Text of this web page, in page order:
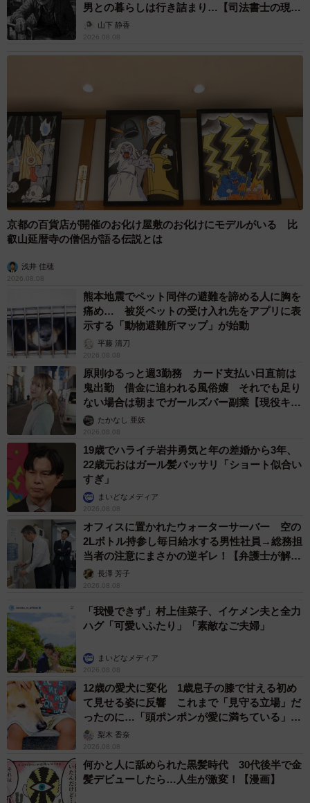
の命を守るため。どうか“黙って受け入れる”のではなく、医
療現場の事情に少しだけ目を向けていただけたらと思いま
※「厚生労働省の人口動態統計」
4/12.html
※「新型コロナウイルス感染症対策アドバイザリーボー
ド」
https://www.mhlw.go.jp/content/10900000/001010896.pdf
※WHOのレポート
epidemiological-update---24-december-2024
※CDC
https://www.cdc.gov/mmwr/volumes/71/wr/mm7106e1.htm
YouTube「 Orca Ch. by 山吹オルカ」
男との暮らしは行き詰まり…【司法書士の現場
から】山下 静香
2026.08.08
京都の百貨店が開催のお化け屋敷のお化けにモデルがいる 比
叡山延暦寺の僧侶が語る伝説とは
浅井 佳穂
2026.08.08
熊本地震でペット同伴の避難を諦める人に胸を
痛め… 被災ペットの受け入れ先をアプリに表
示する「動物避難所マップ」が始動
平藤 清刀
2026.08.08
原則ゆるっと週3勤務 カード支払い日直前は
鬼出勤 借金に追われる風俗嬢 それでも足り
ない場合は朝までガールズバー副業【現役キャ
ストに取材】
たかなし 亜妖
2026.08.08
19歳でハライチ岩井勇気と年の差婚から3年、
22歳元おはガール髪バッサリ「ショート似合い
すぎ」
まいどなメディア
2026.08.08
オフィスに置かれたウォーターサーバー 空の
2Lボトル持参し毎日給水する男性社員→総務担
当者の注意にまさかの逆ギレ！【弁護士が解
説】長澤 芳子
2026.08.08
「我慢できず」村上佳菜子、イケメン夫と全力
ハグ「可愛いふたり」「素敵なご夫婦」
まいどなメディア
2026.08.08
12歳の愛犬に変化 1歳息子の膝で甘える初め
て見せる姿に反響 これまで「見守る立場」だ
ったのに…「頭ポンポンが愛に満ちている」
「尊…」
梨木 香奈
2026.08.08
何かと人に舐められた黒髪時代 30代後半で金
髪デビューしたら…人生が激変！【漫画】